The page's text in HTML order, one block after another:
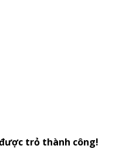
trỏ thành công!